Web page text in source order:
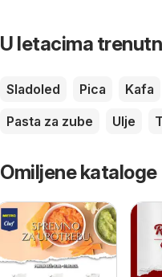
U letacima
Sladoled Pica Kafa
Pasta za zube
Ulje
Omiljene kataloge